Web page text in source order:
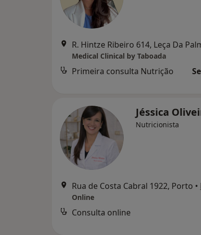
R. Hintze Ribeiro 614, Leça Da
Medical Clinical by Taboada
Primeira consulta Nutrição
Jéssica
Nutricionista
Rua de Costa Cabral 1922, Porto •
Online
Consulta online